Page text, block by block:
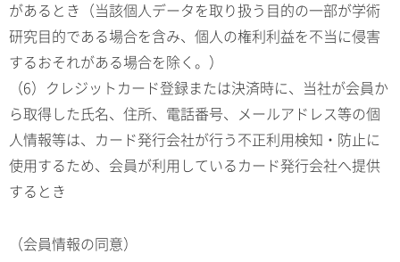
があるとき（当該個人データを取り扱う目的の一部が学術
研究目的である場合を含み、個人の権利利益を不当に侵害
するおそれがある場合を除く。）
（6）クレジットカード登録または決済時に、当社が会員か
ら取得した氏名、住所、電話番号、メールアドレス等の個
人情報等は、カード発行会社が行う不正利用検知・防止に
使用するため、会員が利用しているカード発行会社へ提供
するとき
（会員情報の同意）